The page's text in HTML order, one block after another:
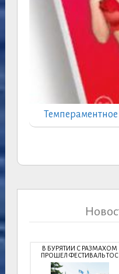
В БУРЯТИИ С РАЗМАХОМ
ПРОШЕЛ ФЕСТИВАЛЬ ТОС